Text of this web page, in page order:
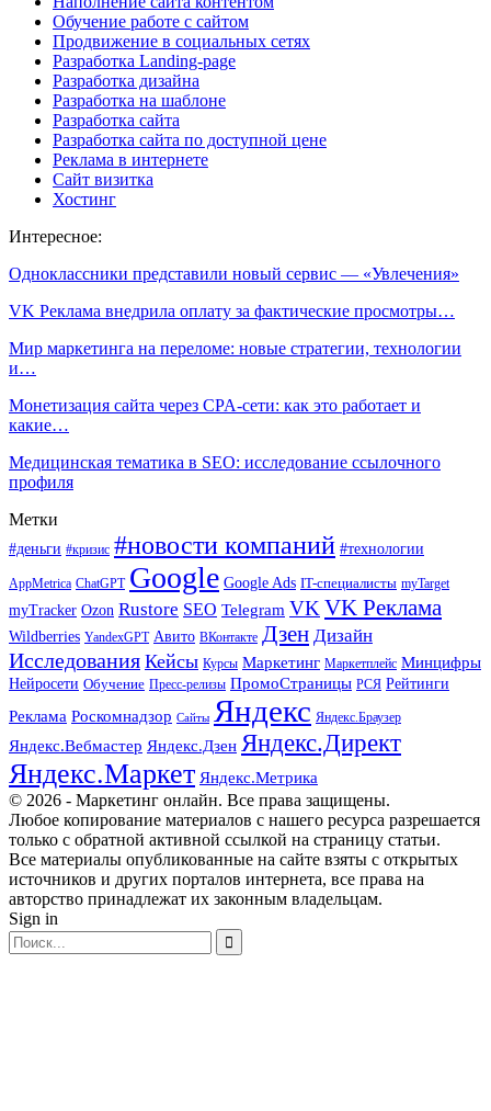
Обучение работе с сайтом
Продвижение в социальных сетях
Разработка Landing-page
Разработка дизайна
Разработка на шаблоне
Разработка сайта
Разработка сайта по доступной цене
Реклама в интернете
Сайт визитка
Хостинг
Интересное:
Одноклассники представили новый сервис — «Увлечения»
VK Реклама внедрила оплату за фактические просмотры…
Мир маркетинга на переломе: новые стратегии, технологии
и…
Монетизация сайта через CPA-сети: как это работает и
какие…
Медицинская тематика в SEO: исследование ссылочного
профиля
Метки
#деньги #кризис #новости компаний #технологии
AppMetrica ChatGPT Google Google Ads IT-специалисты myTarget
myTracker Ozon Rustore SEO Telegram VKVK Реклама
Wildberries YandexGPT Авито ВКонтакте Дзен Дизайн
Исследования Кейсы Курсы Маркетинг Маркетплейс Минцифры
Нейросети Обучение Пресс-релизы ПромоСтраницы РСЯ Рейтинги
Реклама Роскомнадзор Сайты Яндекс Яндекс.Браузер
Яндекс.Вебмастер Яндекс.Дзен Яндекс.Директ
Яндекс.Маркет Яндекс.Метрика
© 2026 - Маркетинг онлайн. Все права защищены.
Любое копирование материалов с нашего ресурса разрешается
только с обратной активной ссылкой на страницу статьи.
Все материалы опубликованные на сайте взяты с открытых
источников и других порталов интернета, все права на
авторство принадлежат их законным владельцам.
Sign in